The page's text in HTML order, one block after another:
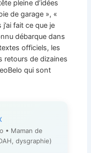
pleine d’idées
de garage », «
fait ce que je
débarque dans
officiels, les
retours de dizaines
qui sont
• Maman de
dysgraphie)